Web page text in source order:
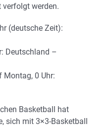
werden.
(deutsche Zeit):
Deutschland –
Montag, 0 Uhr:
Basketball hat
sich mit 3×3-Basketball